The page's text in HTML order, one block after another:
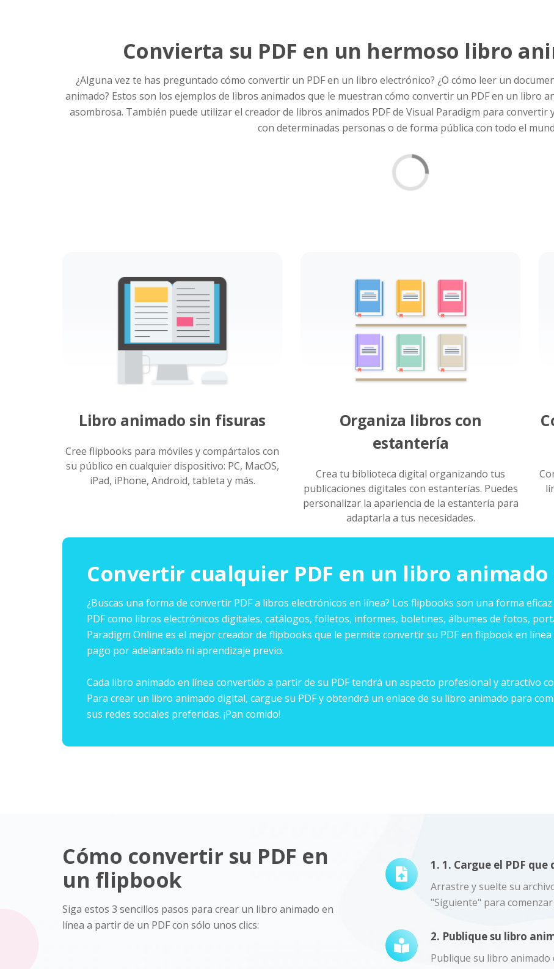
Convierta su PDF en un hermoso libro
¿Alguna vez te has preguntado cómo convertir un PDF en un libro electrónico? ¿O cómo leer un
animado? Estos son los ejemplos de libros animados que le muestran cómo convertir un PDF en un libro
asombrosa. También puede utilizar el creador de libros animados PDF de Visual Paradigm para
con determinadas personas o de forma pública con todo el
Libro animado sin fisuras
Cree flipbooks para móviles y compártalos con
su público en cualquier dispositivo: PC, MacOS,
iPad, iPhone, Android, tableta y más.
Organiza libros con
estantería
Crea tu biblioteca digital organizando tus
publicaciones digitales con estanterías. Puedes
personalizar la apariencia de la estantería para
adaptarla a tus necesidades.
Convertir cualquier PDF en un libro
¿Buscas una forma de convertir PDF a libros electrónicos en línea? Los flipbooks son una forma
PDF como libros electrónicos digitales, catálogos, folletos, informes, boletines, álbumes de fotos,
Paradigm Online es el mejor creador de flipbooks que le permite convertir su PDF en flipbook en
pago por adelantado ni aprendizaje previo.
Cada libro animado en línea convertido a partir de su PDF tendrá un aspecto profesional y atractivo
Para crear un libro animado digital, cargue su PDF y obtendrá un enlace de su libro animado para
sus redes sociales preferidas. ¡Pan comido!
Cómo convertir su PDF en
un flipbook
Siga estos 3 sencillos pasos para crear un libro animado en
línea a partir de un PDF con sólo unos clics:
1. 1. Cargue el PDF
Arrastre y suelte su
"Siguiente" para
2. Publique su libro
Publique su libro